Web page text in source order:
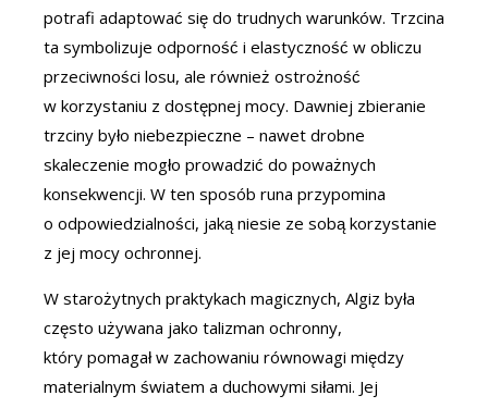
potrafi adaptować się do trudnych warunków. Trzcina
ta symbolizuje odporność i elastyczność w obliczu
przeciwności losu, ale również ostrożność
w korzystaniu z dostępnej mocy. Dawniej zbieranie
trzciny było niebezpieczne – nawet drobne
skaleczenie mogło prowadzić do poważnych
konsekwencji. W ten sposób runa przypomina
o odpowiedzialności, jaką niesie ze sobą korzystanie
z jej mocy ochronnej.
W starożytnych praktykach magicznych, Algiz była
często używana jako talizman ochronny,
który pomagał w zachowaniu równowagi między
materialnym światem a duchowymi siłami. Jej